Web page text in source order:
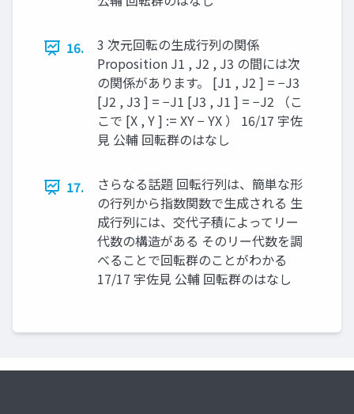
16.
3 次元回転の生成行列の関係
Proposition J1 , J2 , J3 の間には次
の関係があります。 [J1 , J2 ] = −J3
[J2 , J3 ] = −J1 [J3 , J1 ] = −J2 （こ
こで [X , Y ] := XY − YX ） 16/17 宇佐
見 公輔 回転群のはなし
17.
さらなる話題 回転行列は、簡単な形
の行列から指数関数で生成される 生
成行列には、交代子積によってリー
代数の構造がある そのリー代数を調
べることで回転群のことがわかる
17/17 宇佐見 公輔 回転群のはなし